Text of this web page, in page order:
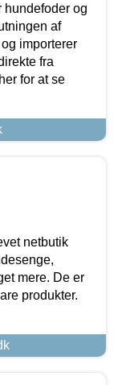
hundefoder og
af
importerer
fra
for at se
netbutik
mere. De er
produkter.